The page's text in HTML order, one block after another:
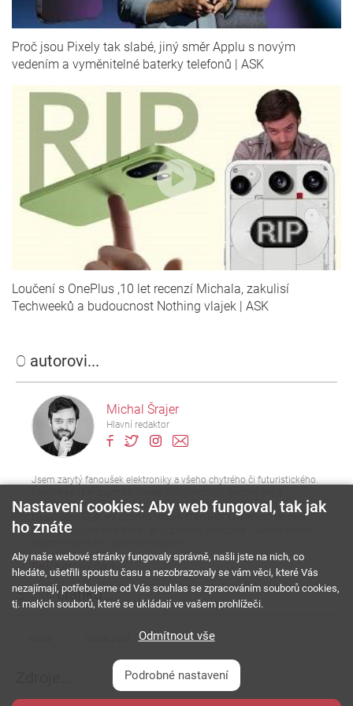
O autorovi...
Michal Šrajer
Hlavní redaktor
Jsem zarytý fanoušek elektroniky a všeho chytrého či futuristického.
častokrát se v článcích rád zahledím také do budoucnosti.
Nepohrdnu však ani dobrým filmem či knihou. U telefonů mi není
cízí "jablko", vysklená "okna", ani již shnilá "ostružina". Nejvíce si však
Další autorovy články
Štítkyčlánku...
Proč jsou Pixely tak slabé, jiný směr Applu s novým
vedením a vyměnitelné baterky telefonů | ASK
Loučení s OnePlus ,10 let recenzí Michala, zakulisí
Techweeků a budoucnost Nothing vlajek | ASK
Nastavení cookies: Aby web fungoval, tak jak
ho znáte
Aby naše webové stránky fungovaly správně, našli jste na nich, co
hledáte, ušetřili spoustu času a nezobrazovaly se vám věci, které Vás
nezajímají, potřebujeme od Vás souhlas se zpracováním souborů cookies,
tj. malých souborů, které se ukládají ve vašem prohlížeči.
Odmítnout vše
Podrobné nastavení